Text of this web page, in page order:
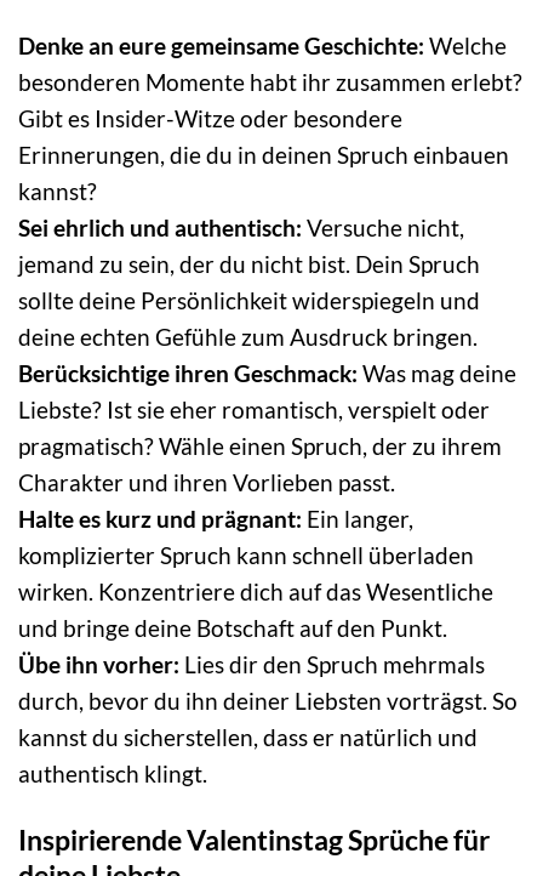
Denke an eure gemeinsame Geschichte: Welche
besonderen Momente habt ihr zusammen erlebt?
Gibt es Insider-Witze oder besondere
Erinnerungen, die du in deinen Spruch einbauen
kannst?
Sei ehrlich und authentisch: Versuche nicht,
jemand zu sein, der du nicht bist. Dein Spruch
sollte deine Persönlichkeit widerspiegeln und
deine echten Gefühle zum Ausdruck bringen.
Berücksichtige ihren Geschmack: Was mag deine
Liebste? Ist sie eher romantisch, verspielt oder
pragmatisch? Wähle einen Spruch, der zu ihrem
Charakter und ihren Vorlieben passt.
Halte es kurz und prägnant: Ein langer,
komplizierter Spruch kann schnell überladen
wirken. Konzentriere dich auf das Wesentliche
und bringe deine Botschaft auf den Punkt.
Übe ihn vorher: Lies dir den Spruch mehrmals
durch, bevor du ihn deiner Liebsten vorträgst. So
kannst du sicherstellen, dass er natürlich und
authentisch klingt.
Inspirierende Valentinstag Sprüche für